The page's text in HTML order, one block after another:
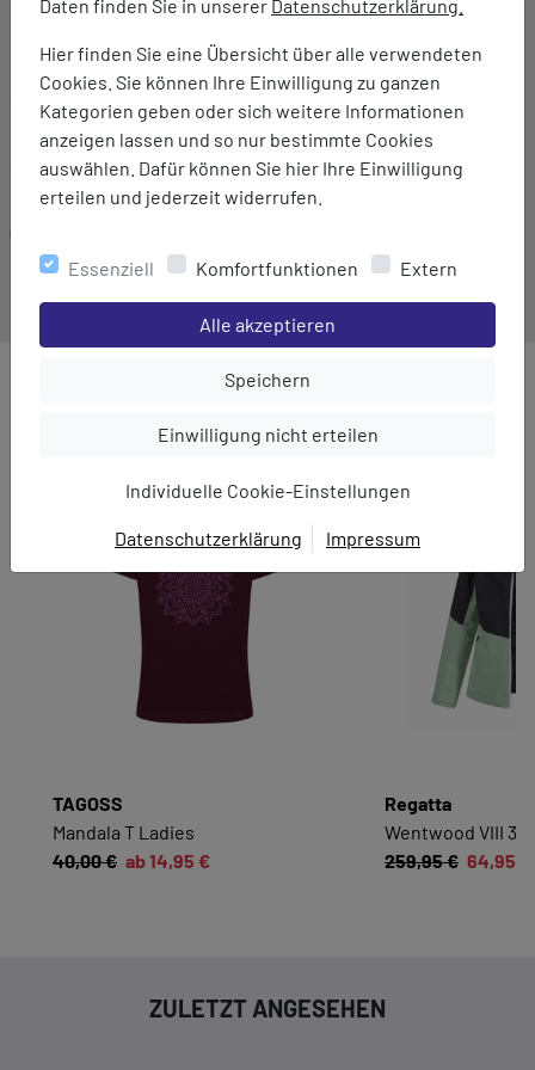
Daten finden Sie in unserer Datenschutzerklärung.
Hier finden Sie eine Übersicht über alle verwendeten
Cookies. Sie können Ihre Einwilligung zu ganzen
Kategorien geben oder sich weitere Informationen
anzeigen lassen und so nur bestimmte Cookies
auswählen. Dafür können Sie hier Ihre Einwilligung
erteilen und jederzeit widerrufen.
Essenziell Komfortfunktionen Extern
Einstellungen speichern für die Gruppe
Alle akzeptieren
Einstellungen speichern für die
Speichern
Einstellungen speichern für die Gruppe
Einwilligung nicht erteilen
Individuelle Cookie-Einstellungen
Datenschutzerklärung Impressum
EINWILLIGUNG ZUR
DATENVERARBEITUNG
Hier finden Sie eine Übersicht über alle verwendeten
Cookies. Sie können Ihre Zustimmung zu ganzen
Kategorien geben oder sich weitere Informationen
anzeigen lassen und so nur bestimmte Cookies
Alle akzeptieren
Funktionen und sind für die einwandfreie
Bindegürtel in der Taille
Zwei Seitentaschen
Material:
90% Baumwolle/10% Leinen
184 g
MEHR AUS DER KATEGORIE
TAGOSS
Mandala T Ladies
40,00 € ab 14,95 €
Regatta
Wentwood VIII
259,95 € 64,95 €
ZULETZT ANGESEHEN